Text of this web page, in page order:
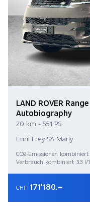
LAND ROVER
Autobiography
20 km - 551 PS
Emil Frey SA Marly
CO2-Emissionen
Verbrauch kombiniert 3.3 l/
CHF 171'180.–